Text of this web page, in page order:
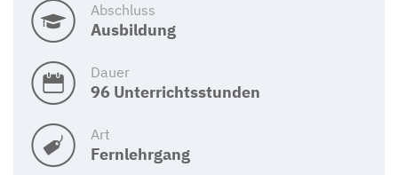
Abschluss
Ausbildung
Dauer
96 Unterrichtsstunden
Art
Fernlehrgang